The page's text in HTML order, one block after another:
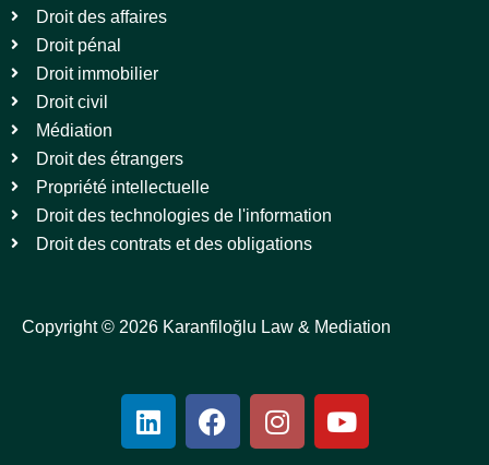
Droit des affaires
Droit pénal
Droit immobilier
Droit civil
Médiation
Droit des étrangers
Propriété intellectuelle
Droit des technologies de l'information
Droit des contrats et des obligations
Copyright © 2026 Karanfiloğlu Law & Mediation
L
i
F
a
I
n
Y
o